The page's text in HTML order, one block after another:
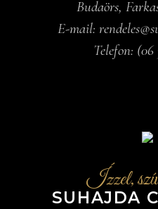
Budaörs,
E-mail:
Telefon: (06
Ízzel,
SUHAJDA